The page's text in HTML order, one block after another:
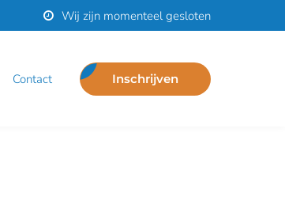
Wij zijn momenteel gesloten
contact Inschrijven